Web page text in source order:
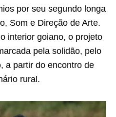
por seu segundo longa
Som e Direção de Arte.
interior goiano, o projeto
pela solidão, pelo
a partir do encontro de
rural.